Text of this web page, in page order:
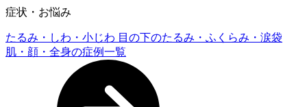
症状・お悩み
たるみ・しわ・小じわ 目の下のたるみ・ふくらみ・涙袋
肌・顔・全身の症例一覧